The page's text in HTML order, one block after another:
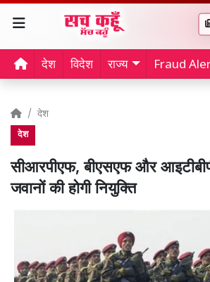
देश विदेश राज्य Fraud
देश
देश
सीआरपीएफ, बीएसएफ और
जवानों की होगी नियुक्ति